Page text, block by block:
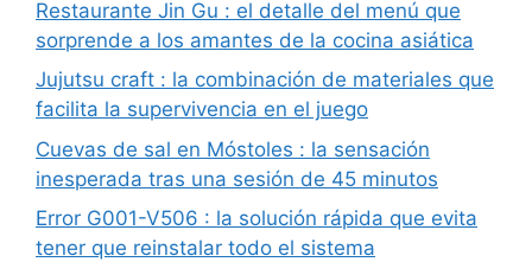
Restaurante Jin Gu : el detalle del menú que
sorprende a los amantes de la cocina asiática
Jujutsu craft : la combinación de materiales que
facilita la supervivencia en el juego
Cuevas de sal en Móstoles : la sensación
inesperada tras una sesión de 45 minutos
Error G001-V506 : la solución rápida que evita
tener que reinstalar todo el sistema